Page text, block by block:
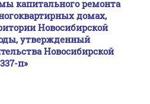
капитального ремонта
домах,
Новосибирской
утвержденный
Новосибирской
п»